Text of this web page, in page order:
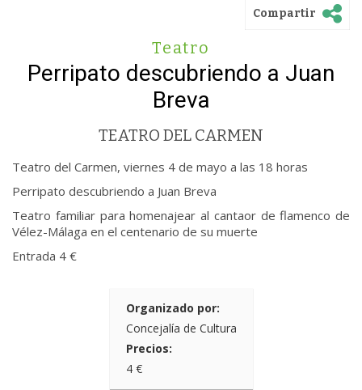
Compartir
Teatro
Perripato descubriendo a Juan
Breva
TEATRO DEL CARMEN
Teatro del Carmen, viernes 4 de mayo a las 18 horas
Perripato descubriendo a Juan Breva
Teatro familiar para homenajear al cantaor de flamenco de
Vélez-Málaga en el centenario de su muerte
Entrada 4 €
Organizado por:
Concejalía de Cultura
Precios:
4 €